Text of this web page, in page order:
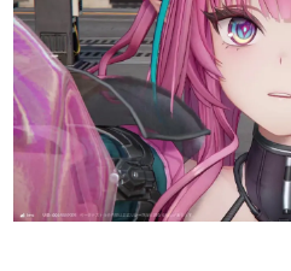
日本モバイルゲー
日本のモバイルゲーム
ルを網羅するほか、開
解説を掲載。約20年の
若ゲのいたり〜
『うつヌケ』『ペンと
一先生によるゲーム業
なんでゲームは面